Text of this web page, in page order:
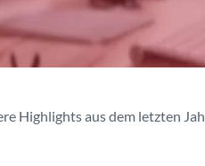
Highlights aus dem letzten